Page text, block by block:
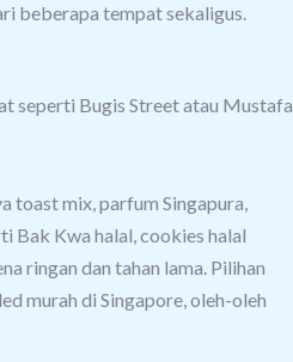
beberapa tempat sekaligus.
seperti Bugis Street atau Mustafa
toast mix, parfum Singapura,
Bak Kwa halal, cookies halal
ringan dan tahan lama. Pilihan
murah di Singapore, oleh-oleh